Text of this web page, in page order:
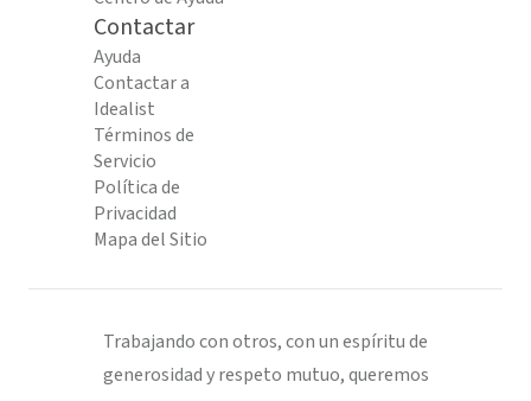
Contactar
Ayuda
Contactar a
Idealist
Términos de
Servicio
Política de
Privacidad
Mapa del Sitio
Trabajando con otros, con un espíritu de
generosidad y respeto mutuo, queremos